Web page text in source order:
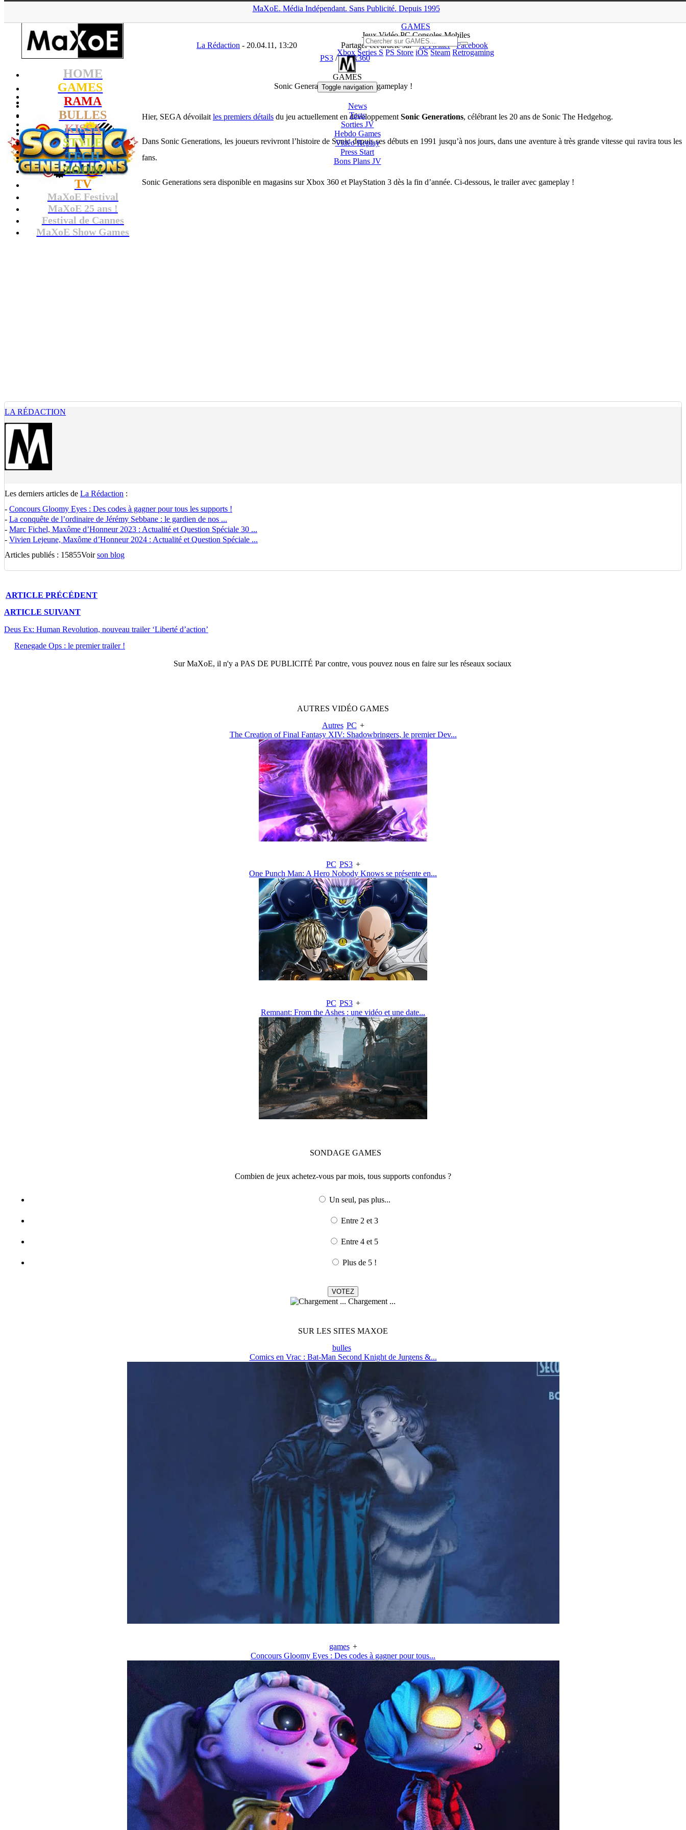
MaXoE. Média Indépendant. Sans Publicité. Depuis 1995
HOME
GAMES
RAMA
BULLES
KISSA
STYLE
TECH
ZOOM
TV
MaXoE Festival
MaXoE 25 ans !
Festival de Cannes
MaXoE Show Games
GAMES
JeuxVidéoPC Consoles Mobiles
Xbox Series S PS Store iOS Steam Retrogaming
GAMES
Toggle navigation
News
Tests
SortiesJV
Hebdo Games
VidéoReplay
Press Start
Bons PlansJV
▲
La Rédaction - 20.04.11, 13:20 Partager cet article sur X/Twitter
Facebook
PS3/Xbox360
Sonic Generations : trailer avec gameplay !
Hier, SEGA dévoilait les premiers détails du jeu actuellement en développement Sonic Generations, célébrant les 20 ans de Sonic The Hedgehog.
Dans Sonic Generations, les joueurs revivront l’histoire de Sonic depuis ses débuts en 1991 jusqu’à nos jours, dans une aventure à très grande vitesse qui ravira tous les
fans.
Sonic Generations sera disponible en magasins sur Xbox 360 et PlayStation 3 dès la fin d’année. Ci-dessous, le trailer avec gameplay !
LA RÉDACTION
Les derniers articles de La Rédaction :
- Concours Gloomy Eyes : Des codes à gagner pour tous les supports !
- La conquête de l’ordinaire de Jérémy Sebbane : le gardien de nos ...
- Marc Fichel, Maxôme d’Honneur 2023 : Actualité et Question Spéciale 30 ...
- Vivien Lejeune, Maxôme d’Honneur 2024 : Actualité et Question Spéciale ...
Articles publiés : 15855Voirson blog
ARTICLE PRÉCÉDENT
ARTICLE SUIVANT
Deus Ex: Human Revolution, nouveau trailer ‘Liberté d’action’
Renegade Ops : le premier trailer !
SurMaXoE, il n'y a PAS DE PUBLICITÉ Par contre, vous pouvez nous en faire sur les réseaux sociaux
AUTRES VIDÉO GAMES
Autres PC +
The Creation of Final Fantasy XIV: Shadowbringers, le premier Dev...
PC PS3 +
One Punch Man: A Hero Nobody Knows se présente en...
PC PS3 +
Remnant: From the Ashes : une vidéo et une date...
SONDAGE GAMES
Combien de jeux achetez-vous par mois, tous supports confondus ?
Un seul, pas plus...
Entre 2 et 3
Entre 4 et 5
Plus de 5 !
Chargement ...
SUR LES SITES MAXOE
bulles
Comics en Vrac : Bat-Man Second Knight de Jurgens &...
games +
Concours Gloomy Eyes : Des codes à gagner pour tous...